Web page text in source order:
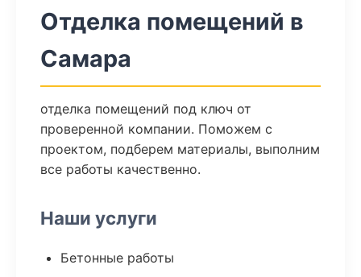
Отделка помещений в
Самара
отделка помещений под ключ от
проверенной компании. Поможем с
проектом, подберем материалы, выполним
все работы качественно.
Наши услуги
Бетонные работы